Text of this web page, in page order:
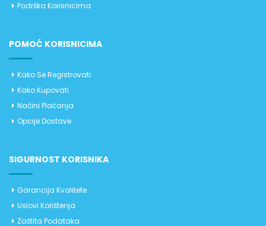
Podrška Korisnicima
POMOĆ KORISNICIMA
Kako Se Registrovati
Kako Kupovati
Načini Plaćanja
Opcije Dostave
SIGURNOST KORISNIKA
Garancija Kvalitete
Uslovi Korištenja
Zaštita Podataka